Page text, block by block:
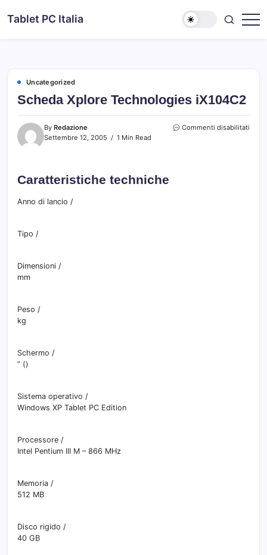
toTablet PC Italia
Uncategorized
Scheda Xplore Technologies iX104C2
By Redazione
Settembre 12, 2005
1 Min Read
Commenti disabilitati
Caratteristiche techniche
Anno di lancio /
Tipo /
Dimensioni /
mm
Peso /
kg
Schermo /
” ()
Sistema operativo /
Windows XP Tablet PC Edition
Processore /
Intel Pentium III M – 866 MHz
Memoria /
512 MB
Disco rigido /
40 GB